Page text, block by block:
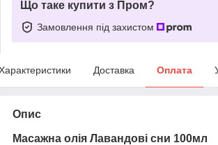
Що таке купити з Пром?
Замовлення під захистом
Доставка Оплата
Опис
Масажна олія Лавандові сни 100мл